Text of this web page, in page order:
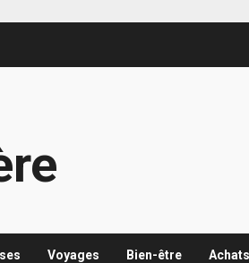
Voyages Bien-être Achats